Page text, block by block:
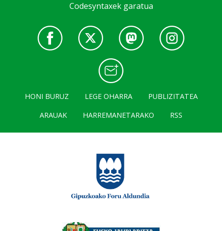
Codesyntaxek garatua
HONI BURUZ LEGE OHARRA
PUBLIZITATEA
ARAUAK
HARREMANETARAKO RSS